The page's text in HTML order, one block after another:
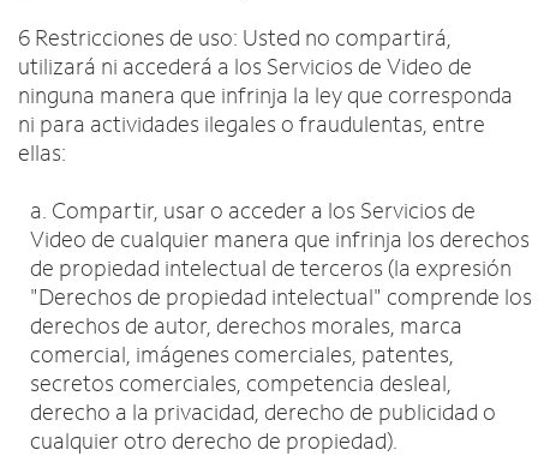
6 Restricciones de uso: Usted no compartirá,
utilizará ni accederá a los Servicios de Video de
ninguna manera que infrinja la ley que corresponda
ni para actividades ilegales o fraudulentas, entre
ellas:
a. Compartir, usar o acceder a los Servicios de
Video de cualquier manera que infrinja los derechos
de propiedad intelectual de terceros (la expresión
"Derechos de propiedad intelectual" comprende los
derechos de autor, derechos morales, marca
comercial, imágenes comerciales, patentes,
secretos comerciales, competencia desleal,
derecho a la privacidad, derecho de publicidad o
cualquier otro derecho de propiedad).